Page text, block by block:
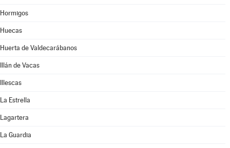
Hormigos
Huecas
Huerta de Valdecarábanos
Illán de Vacas
Illescas
La Estrella
Lagartera
La Guardia